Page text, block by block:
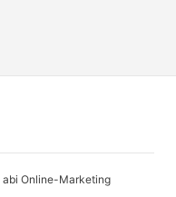
abi Online-Marketing